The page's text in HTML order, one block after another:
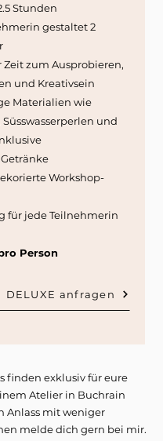
Stunden
gestaltet 2
Zeit zum Ausprobieren,
und Kreativsein
Materialien wie
und
Getränke
Workshop-
für jede Teilnehmerin
Person
DELUXE anfragen
finden exklusiv für eure
Atelier in Buchrain
Anlass mit weniger
melde dich gern bei mir.